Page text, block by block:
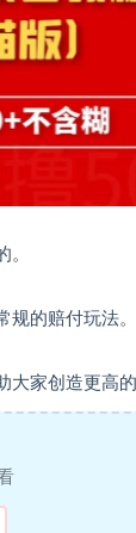
。
的赔付玩法
大家创造更高